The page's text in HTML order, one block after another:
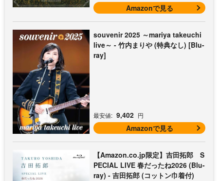
Amazonで見る
souvenir 2025 ～mariya takeuchi
live～ - 竹内まりや (特典なし) [Blu-
ray]
最安値: 9,402 円
Amazonで見る
【Amazon.co.jp限定】吉田拓郎 S
PECIAL LIVE 春だったね2026 (Blu-
ray) - 吉田拓郎 (コットン巾着付)